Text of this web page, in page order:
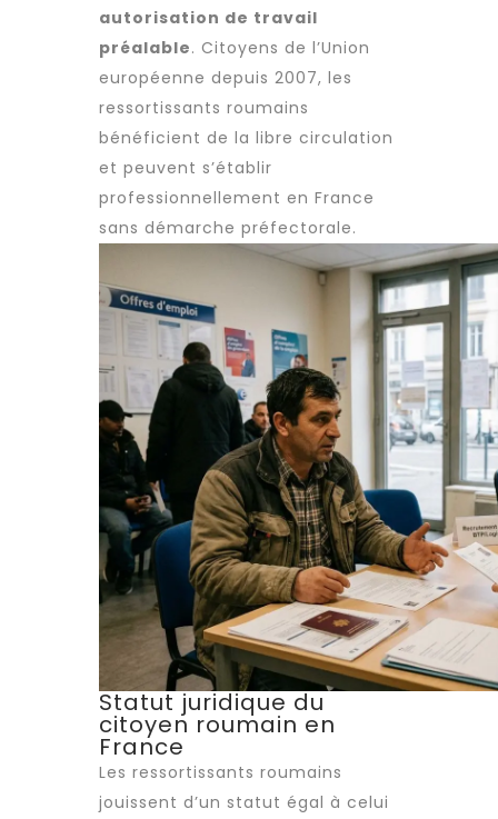
autorisation de travail
préalable. Citoyens de l’Union
européenne depuis 2007, les
ressortissants roumains
bénéficient de la libre circulation
et peuvent s’établir
professionnellement en France
sans démarche préfectorale.
Statut juridique du
citoyen roumain en
France
Les ressortissants roumains
jouissent d’un statut égal à celui